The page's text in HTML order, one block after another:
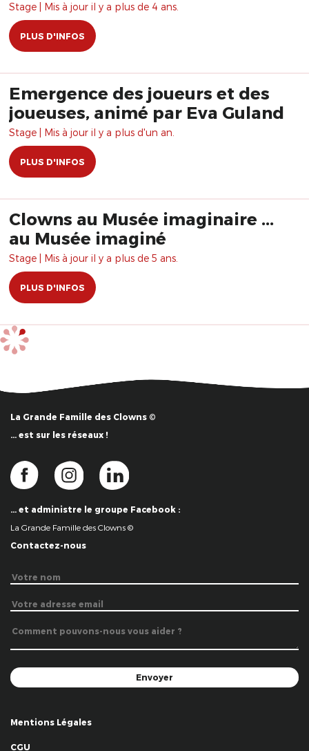
Stage | Mis à jour il y a plus de 4 ans.
PLUS D'INFOS
Emergence des joueurs et des
joueuses, animé par Eva Guland
Stage | Mis à jour il y a plus d'un an.
PLUS D'INFOS
Clowns au Musée imaginaire ...
au Musée imaginé
Stage | Mis à jour il y a plus de 5 ans.
PLUS D'INFOS
La Grande Famille des Clowns ©
… est sur les réseaux !
… et administre le groupe Facebook :
La Grande Famille des Clowns ©
Contactez-nous
Mentions Légales
CGU